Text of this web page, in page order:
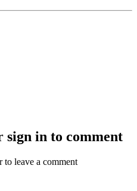
sign in to comment
to leave a comment